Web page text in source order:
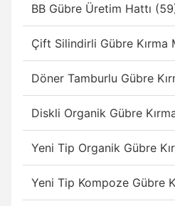
BB Gübre Üretim Hattı
Çift Silindirli Gübre Kırma
Döner Tamburlu Gübre
Diskli Organik Gübre
Yeni Tip Organik Gübre
Yeni Tip Kompoze Gübre